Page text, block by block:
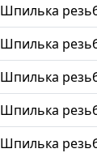
Шпилька
Шпилька
Шпилька
Шпилька
Шпилька